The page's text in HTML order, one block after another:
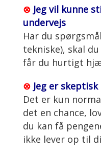
⊗ Jeg vil kunne
undervejs
Har du
tekniske), skal
får du hurtigt
⊗ Jeg er
Det er kun
det en chance,
du kan få
ikke lever op til